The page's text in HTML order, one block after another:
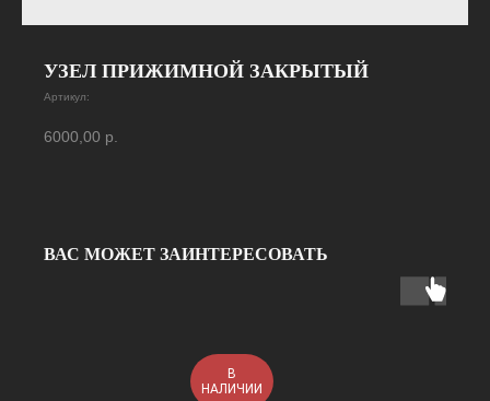
УЗЕЛ ПРИЖИМНОЙ ЗАКРЫТЫЙ
Артикул:
6000,00 р.
ВАС МОЖЕТ ЗАИНТЕРЕСОВАТЬ
В
НАЛИЧИИ